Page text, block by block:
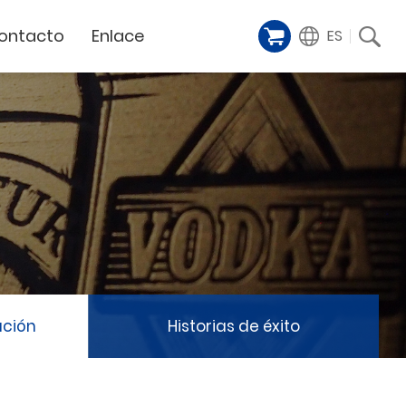
Cortador Láser
Galería de
muestras
Vídeos de
presentación
Historias de éxito
Milestoens
TODAS
Hitos de la empresa
Hito del producto
Noticias / Eventos
distribuidor
Enlace
Financing Service
GCC Web Shop
GCC Club
GCC Distributor Club
ES
Historias de éxito